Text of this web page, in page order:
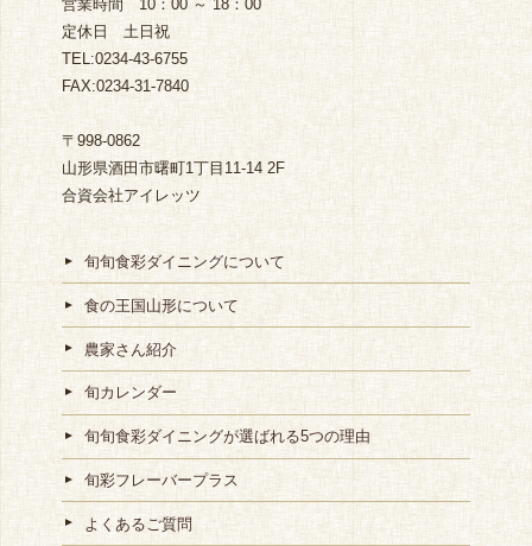
営業時間 10：00 ～ 18：00
定休日 土日祝
TEL:0234-43-6755
FAX:0234-31-7840
〒998-0862
山形県酒田市曙町1丁目11-14 2F
合資会社アイレッツ
旬旬食彩ダイニングについて
食の王国山形について
農家さん紹介
旬カレンダー
旬旬食彩ダイニングが選ばれる5つの理由
旬彩フレーバープラス
よくあるご質問